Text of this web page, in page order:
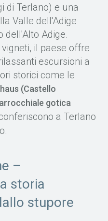
di Terlano) e una
Valle dell'Adige
dell'Alto Adige.
il paese offre
escursioni a
storici come le
(Castello
gotica
a Terlano
–
storia
stupore